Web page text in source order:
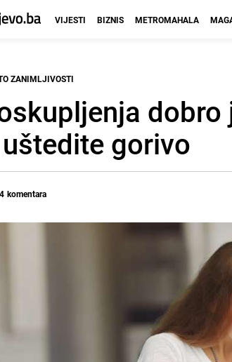
VIJESTI BIZNIS METROMAHALA
ZANIMLJIVOSTI
gorivo
4 komentara